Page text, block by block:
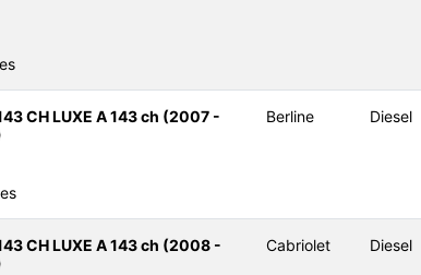
CH LUXE A 143 ch (2007 -
Berline Diesel
CH LUXE A 143 ch (2008 -
Cabriolet Diesel